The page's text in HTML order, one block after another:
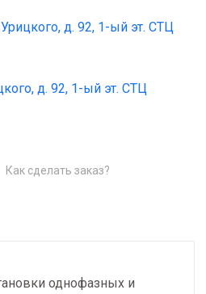
д. 92, 1-ый эт. СТЦ
д. 92, 1-ый эт. СТЦ
Как сделать заказ?
однофазных и